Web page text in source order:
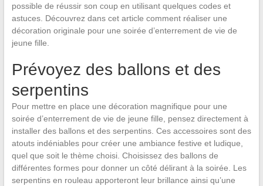
possible de réussir son coup en utilisant quelques codes et
astuces. Découvrez dans cet article comment réaliser une
décoration originale pour une soirée d’enterrement de vie de
jeune fille.
Prévoyez des ballons et des
serpentins
Pour mettre en place une décoration magnifique pour une
soirée d’enterrement de vie de jeune fille, pensez directement à
installer des ballons et des serpentins. Ces accessoires sont des
atouts indéniables pour créer une ambiance festive et ludique,
quel que soit le thème choisi. Choisissez des ballons de
différentes formes pour donner un côté délirant à la soirée. Les
serpentins en rouleau apporteront leur brillance ainsi qu’une